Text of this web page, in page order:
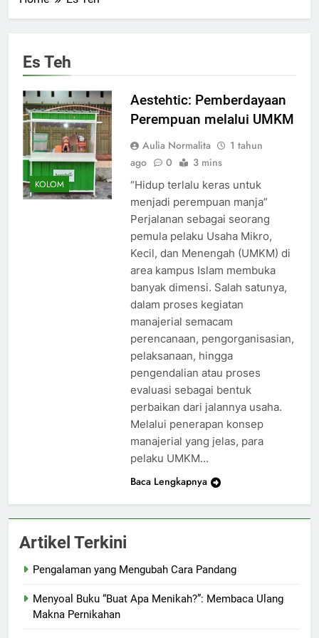
Es Teh
KOLOM
Aestehtic: Pemberdayaan
Perempuan melalui UMKM
Aulia Normalita
1 tahun
ago
0 3 mins
“Hidup terlalu keras untuk
menjadi perempuan manja”
Perjalanan sebagai seorang
pemula pelaku Usaha Mikro,
Kecil, dan Menengah (UMKM) di
area kampus Islam membuka
banyak dimensi. Salah satunya,
dalam proses kegiatan
manajerial semacam
perencanaan, pengorganisasian,
pelaksanaan, hingga
pengendalian atau proses
evaluasi sebagai bentuk
perbaikan dari jalannya usaha.
Melalui penerapan konsep
manajerial yang jelas, para
pelaku UMKM…
Baca Lengkapnya
Artikel Terkini
Pengalaman yang Mengubah Cara Pandang
Menyoal Buku “Buat Apa Menikah?”: Membaca Ulang
Makna Pernikahan